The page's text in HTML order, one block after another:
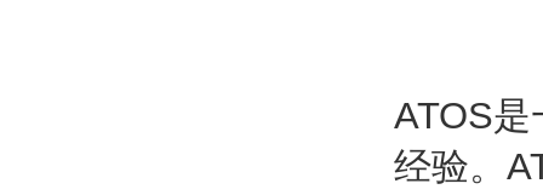
ATOS
经验。